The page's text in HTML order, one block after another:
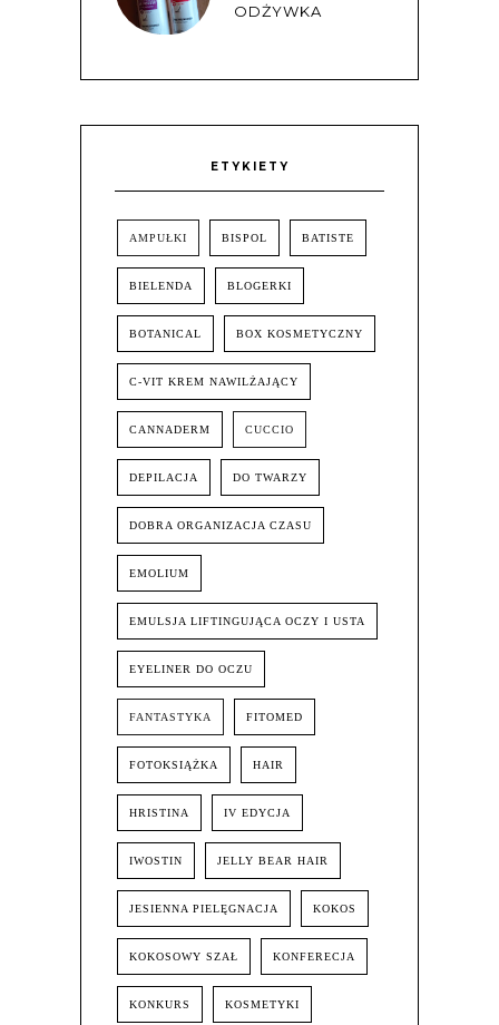
ODŻYWKA
ETYKIETY
AMPUŁKI BISPOL BATISTE
BIELENDA BLOGERKI
BOTANICAL BOX KOSMETYCZNY
C-VIT KREM NAWILŻAJĄCY
CANNADERM CUCCIO
DEPILACJA DO TWARZY
DOBRA ORGANIZACJA CZASU
EMOLIUM
EMULSJA LIFTINGUJĄCA OCZY I USTA
EYELINER DO OCZU
FANTASTYKA FITOMED
FOTOKSIĄŻKA HAIR
HRISTINA IV EDYCJA
IWOSTIN JELLY BEAR HAIR
JESIENNA PIELĘGNACJA KOKOS
KOKOSOWY SZAŁ KONFERECJA
KONKURS KOSMETYKI